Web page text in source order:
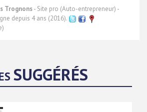
Trognons- Site pro (Auto-entrepreneur) -
depuis 4 ans (2016).
SUGGÉRÉS